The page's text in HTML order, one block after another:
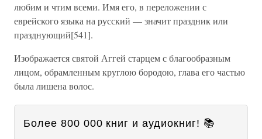
любим и чтим всеми. Имя его, в переложении с
еврейского языка на русский — значит праздник или
празднующий[541].
Изображается святой Аггей старцем с благообразным
лицом, обрамленным круглою бородою, глава его частью
была лишена волос.
Более 800 000 книг и аудиокниг! 📚